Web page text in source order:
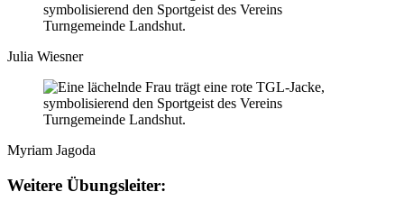
Julia Wiesner
Myriam Jagoda
Weitere Übungsleiter: